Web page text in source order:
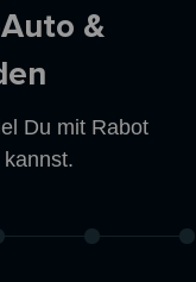
&
Du mit Rabot